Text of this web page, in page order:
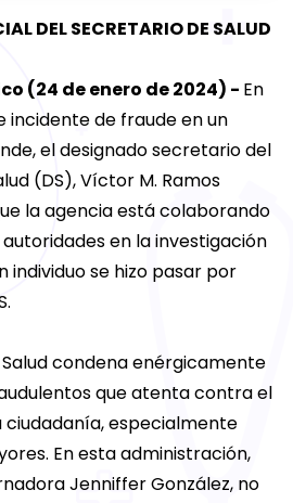
DEL SECRETARIO DE SALUD
(24 de enero de 2024) - En
incidente de fraude en un
el designado secretario del
(DS), Víctor M. Ramos
la agencia está colaborando
en la investigación
individuo se hizo pasar por
condena enérgicamente
que atenta contra el
especialmente
En esta administración,
Jenniffer González, no